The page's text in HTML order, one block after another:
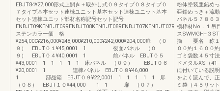
EBJT84¥27,000形式上開き＋取外し式０９タイプ０８タイプ０
７タイプ基本セット連棟ユニット基本セット連棟ユニット基本
セット連棟ユニット部材名称記号セット記号
ENBJT09KENBJT09RENBJT08KENBJT08RENBJT07KENBJT07R
ステンカラー価 格
¥254,000¥216,000¥248,000¥210,000¥242,000¥204,000扉 （０
９） EBJT０１¥45,0001 1 後面パネル （０
９） EBJT０４¥40,0001 1 前パネル EBJT０５
¥43,0001 1 1 1 1 1 床パネル （０９） EBJT０６
¥20,0001 1 連棟パネル EBJT０８¥46,000
1 部品箱 EBJT０９¥22,0001 1 1 1 1 1 扉
（０８） EBJT１０¥44,000 1 1 扉 （０７）
粉体塗装亜鉛め
亜鉛めっき＋流
パネル５７８６
横枠材No．１吊
スSWMGH−３
摘 要名 称１０
００約１６０
ゴミ袋数４５寸
ドメタルXS（
に付いている説
をよく読んで、
ミ袋（４５リッ